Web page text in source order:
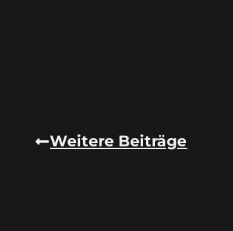
Weitere Beiträge